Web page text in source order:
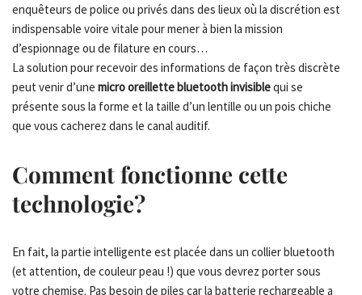
enquêteurs de police ou privés dans des lieux où la discrétion est
indispensable voire vitale pour mener à bien la mission
d’espionnage ou de filature en cours…
La solution pour recevoir des informations de façon très discrète
peut venir d’une micro oreillette bluetooth invisiblequi se
présente sous la forme et la taille d’un lentille ou un pois chiche
que vous cacherez dans le canal auditif.
Comment fonctionne cette
technologie?
En fait, la partie intelligente est placée dans un collier bluetooth
(et attention, de couleur peau !) que vous devrez porter sous
votre chemise. Pas besoin de piles car la batterie rechargeable a